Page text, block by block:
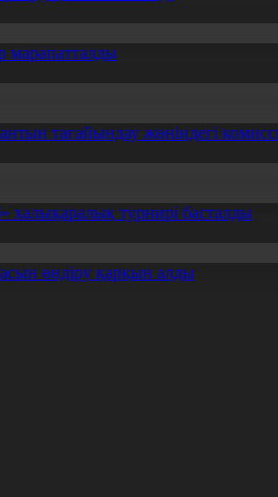
тағайындау жөніндегі
халықаралық турнирі басталды
өндіру қарқын алды